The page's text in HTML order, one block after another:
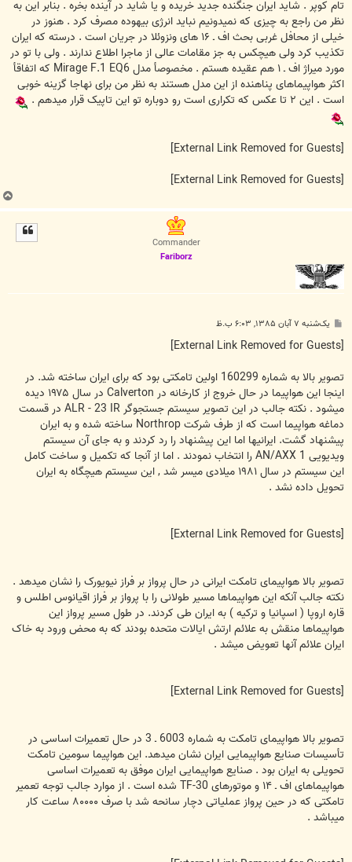
تام کوپر . شايد ايران جنگنده جديد خريده و يا شايد در آينده بخره . بنابر اين به
نظر من راجع به چيزی که نميدونيم نبايد انرژی بيهوده مصرف کرد . هنوز در
خيلی از محافل غربی بحث اف ـ ۱۶ های ونزوئلا در جريان است . درسته که ايران
تکذيب کرد ولی هيچکس به جز مقامات عالی از ماجرا اطلاع ندارند . ولی با تو در
مورد ميراژ اف ـ ۱ هم عقيده هستم . مخصوصأ مدل Mirage F.1 EQ6 که اتفاقأ
اکثر هواپيماهای پناهنده از اين مدل هستند به نظر من برای نهاجا گزينه خوبی
است . اين ۲ تا عکس که تکراری است رو دوباره تو اين تاپيک قرار ميدهم .
ب
ا
Commander
Fariborz
پ
ت
یک‌شنبه ۷ آبان ۱۳۸۵, ۶:۰۳ ب.ظ
تصوير بالا به شماره 160299 اولين تامکتی بود که برای ايران ساخته شد. در
اينجا اين هواپيما در حال خروج از کارخانه در Calverton در سال ۱۹۷۵ ديده
ميشود . نکته جالب در اين تصوير سيستم جستجوگر ALR - 23 IR در قسمت
دماغه هواپيما است که از طرف شرکت Northrop ساخته شده و به ايران
پيشنهاد گشت. ايرانيها اما اين پيشنهاد را رد کردند و به جای آن سيستم
ويديويی AN/AXX 1 را انتخاب نمودند . اما از آنجا که تکميل و ساخت کامل
اين سيستم در سال ۱۹۸۱ ميلادی ميسر شد , اين سيستم هيچگاه به ايران
تحويل داده نشد .
تصوير بالا هواپيمای تامکت ايرانی در حال پرواز بر فراز نيويورک را نشان ميدهد .
نکته جالب آنکه اين هواپيماها مسير طولانی را با پرواز بر فراز اقيانوس اطلس و
قاره اروپا ( اسپانيا و ترکيه ) به ايران طی کردند. در طول مسير پرواز اين
هواپيماها منقش به علائم ارتش ايالات متحده بودند که به محض ورود به خاک
ايران علائم آنها تعويض ميشد .
تصوير بالا هواپيمای تامکت به شماره 6003 ـ 3 در حال تعميرات اساسی در
تأسيسات صنايع هواپيمايی ايران نشان ميدهد. اين هواپيما سومين تامکت
تحويلی به ايران بود . صنايع هواپيمايی ايران موفق به تعميرات اساسی
هواپيماهای اف ـ ۱۴ و موتورهای TF-30 شده است . از موارد جالب توجه تعمير
تامکتی که در حين پرواز عملياتی دچار سانحه شد با صرف ۸۰۰۰۰ ساعت کار
ميباشد .